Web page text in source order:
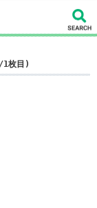
枚目)